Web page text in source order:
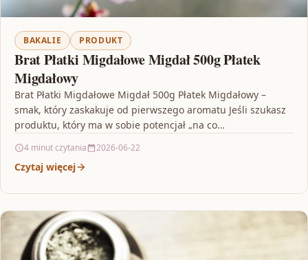
BAKALIE PRODUKT
Brat Płatki Migdałowe Migdał 500g Płatek
Migdałowy
Brat Płatki Migdałowe Migdał 500g Płatek Migdałowy –
smak, który zaskakuje od pierwszego aromatu Jeśli szukasz
produktu, który ma w sobie potencjał „na co…
4 minut czytania 2026-06-22
Czytaj więcej